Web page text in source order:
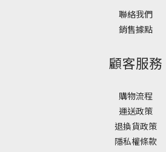
聯絡我們
銷售據點
顧客服務
購物流程
運送政策
退換貨政策
隱私權條款